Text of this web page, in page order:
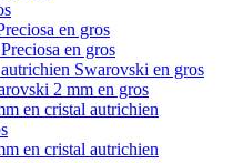
en gros
en gros
Swarovski en gros
2 mm en gros
en cristal autrichien
en cristal autrichien